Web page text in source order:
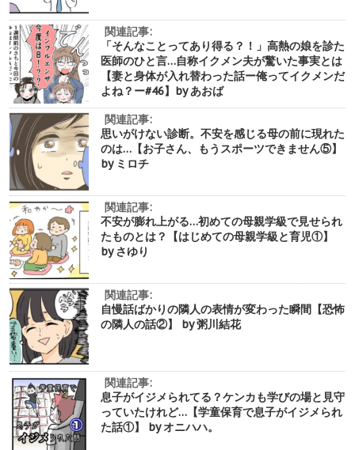
関連記事:
「そんなことってあり得る？！」高熱の娘を診た
医師のひと言…自称イクメン夫が驚いた事実とは
【妻と身体が入れ替わった話ー俺ってイクメンだ
よね？ー#46】by あおば
関連記事:
思いがけない診断。不安を感じる母の前に現れた
のは…【お子さん、もうスポーツできません⑤】
by ミロチ
関連記事:
不安が膨れ上がる…初めての母親学級で見せられ
たものとは？【はじめての母親学級と育児①】
by さゆり
関連記事:
自慢話ばかりの隣人の表情が変わった瞬間【恐怖
の隣人の話②】 by 粥川結花
関連記事:
息子がイジメられてる？ケンカも学びの場と見守
っていたけれど…【学童保育で息子がイジメられ
た話①】 by オニハハ。